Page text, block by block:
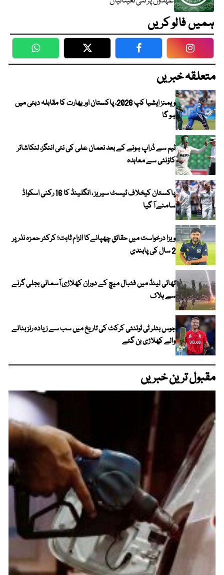
ہمیں فالو کریں
WhatsApp Twitter Facebook
متعلقہ خبریں
ویمنز ایشیا کپ 2026، پاکستان اور بھارت کا مقابلہ دبئی میں
ہو گا
ٹیم سے ڈراپ ہونے کے بعد نعمان علی کی نئی اننگز، لنکاشائر
کاؤنٹی سے معاہدہ
پاکستان کیخلاف ٹیسٹ سیریز ، انگلینڈ کا 16 رکنی اسکواڈ
سامنے آ گیا
ویزا درخواست میں حقائق چھپانےکا الزام ثابت؛ کرکٹر حمزہ نذر پر
2 سال کی پابندی
تھائی لینڈ میں فٹبال میچ کے دوران کھلاڑی آسمانی بجلی گرنے
سے ہلاک
جوس بٹلر ٹی ٹوئنٹی کرکٹ کی تاریخ میں سب سے زیادہ رنز بنانے
والے کھلاڑی بن گئے
مقبول ترین خبریں